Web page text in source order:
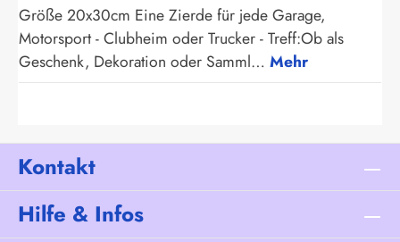
Größe 20x30cm Eine Zierde für jede Garage,
Motorsport - Clubheim oder Trucker - Treff:Ob als
Geschenk, Dekoration oder Samml… Mehr
Kontakt
Hilfe & Infos